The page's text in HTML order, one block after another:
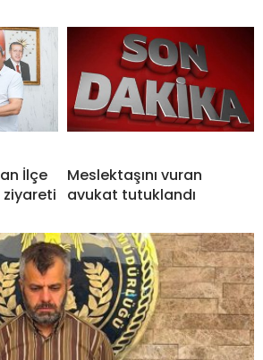
İlçe
ziyareti
Meslektaşını vuran
avukat tutuklandı